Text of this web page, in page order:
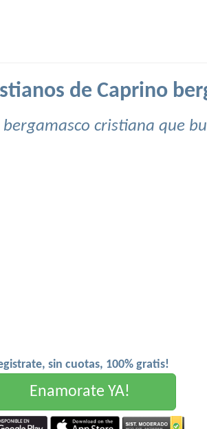
de Caprino
cristiana que
sin cuotas, 100% gratis!
Enamorate YA!